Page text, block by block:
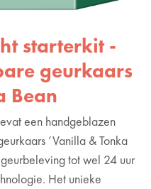
starterkit -
geurkaars
Bean
een handgeblazen
‘Vanilla & Tonka
tot wel 24 uur
Het unieke